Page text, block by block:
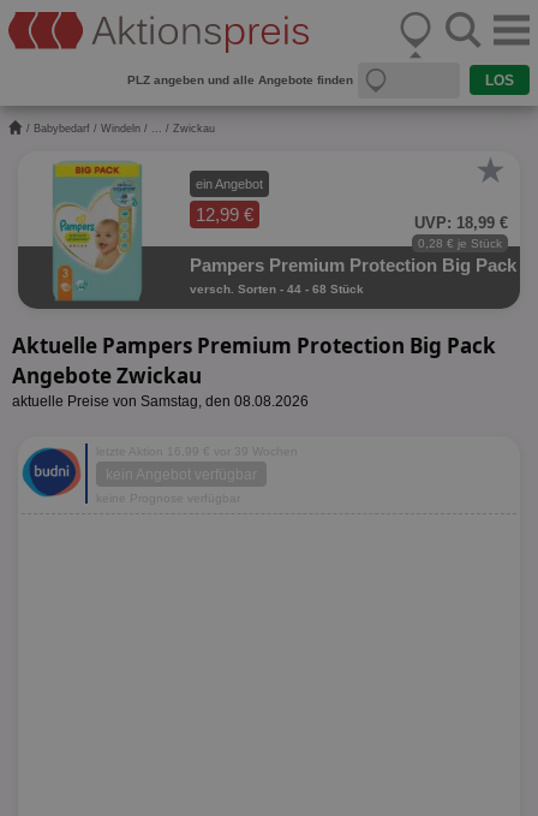
PLZ angeben und alle Angebote finden
/ Babybedarf / Windeln / ... / Zwickau
ein Angebot
12,99 €
★
UVP: 18,99 €
0,28 € je Stück
Pampers Premium Protection Big Pack
versch. Sorten - 44 - 68 Stück
Aktuelle Pampers Premium Protection Big Pack
Angebote Zwickau
aktuelle Preise von Samstag, den 08.08.2026
letzte Aktion 16,99 € vor 39 Wochen
kein Angebot verfügbar
keine Prognose verfügbar